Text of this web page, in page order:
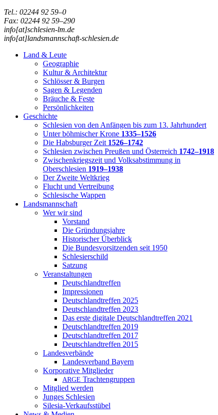
Tel.: 02244 92 59–0
Fax: 02244 92 59–290
info[at]schlesien-lm.de
info[at]landsmannschaft-schlesien.de
Land & Leute
Geographie
Kultur & Architektur
Schlösser & Burgen
Sagen & Legenden
Bräuche & Feste
Persönlichkeiten
Geschichte
Schlesien von den Anfängen bis zum 13. Jahrhundert
Unter böhmischer Krone 1335–1526
Die Habsburger Zeit 1526–1742
Schlesien zwischen Preußen und Österreich 1742–1918
Zwischenkriegszeit und Volksabstimmung in
Oberschlesien 1919–1938
Der Zweite Weltkrieg
Flucht und Vertreibung
Schlesische Wappen
Landsmannschaft
Wer wir sind
Vorstand
Die Gründungsjahre
Historischer Überblick
Die Bundesvorsitzenden seit 1950
Schlesierschild
Satzung
Veranstaltungen
Deutschlandtreffen
Impressionen
Deutschlandtreffen 2025
Deutschlandtreffen 2023
Das erste digitale Deutschlandtreffen 2021
Deutschlandtreffen 2019
Deutschlandtreffen 2017
Deutschlandtreffen 2015
Landesverbände
Landesverband Bayern
Korporative Mitglieder
ARGE Trachtengruppen
Mitglied werden
Junges Schlesien
Silesia-Verkaufsstübel